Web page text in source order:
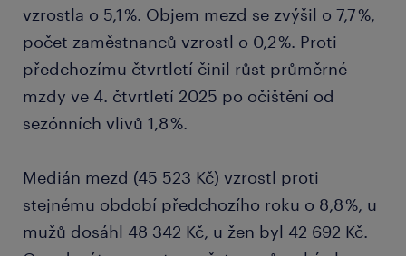
vzrostla o 5,1 %. Objem mezd se zvýšil o 7,7 %,
počet zaměstnanců vzrostl o 0,2 %. Proti
předchozímu čtvrtletí činil růst průměrné
mzdy ve 4. čtvrtletí 2025 po očištění od
sezónních vlivů 1,8 %.
Medián mezd (45 523 Kč) vzrostl proti
stejnému období předchozího roku o 8,8 %, u
mužů dosáhl 48 342 Kč, u žen byl 42 692 Kč.